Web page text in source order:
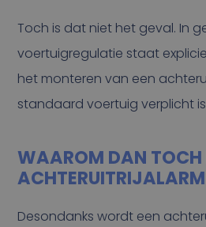
Toch is dat niet het geval. In
voertuigregulatie staat
het monteren van een
standaard voertuig verplicht
WAAROM DAN TOCH
Desondanks wordt een